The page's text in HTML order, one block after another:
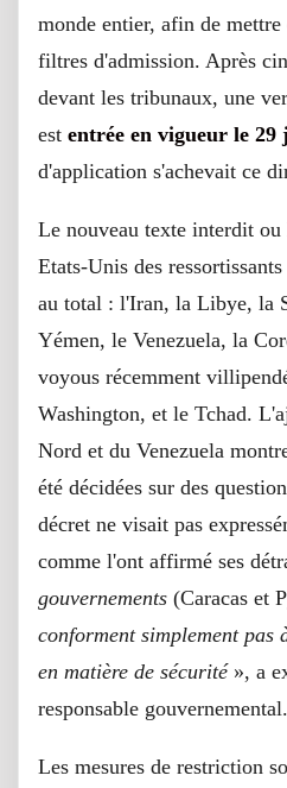
monde entier, afin de
filtres d'admission. Après
devant les tribunaux, une
est entrée en vigueur le 29
d'application s'achevait ce
Le nouveau texte interdit
Etats-Unis des
au total : l'Iran, la Libye, la
Yémen, le Venezuela, la
voyous récemment
Washington, et le Tchad.
Nord et du Venezuela
été décidées sur des
décret ne visait pas
comme l'ont affirmé ses
gouvernements (Caracas et
conforment simplement pas
en matière de sécurité», a
responsable gouvernemental.
Les mesures de restriction